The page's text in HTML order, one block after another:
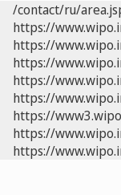
/contact/ru/
https://
https://
https://
https://
https://
https://
https://
https://